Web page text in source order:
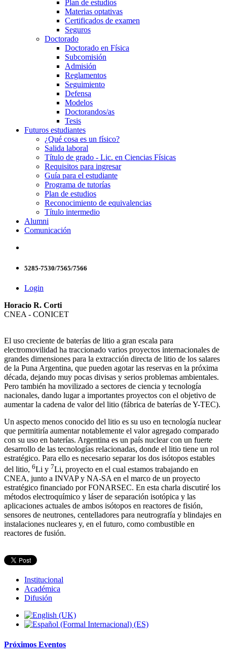
Plan de estudios
Materias optativas
Certificados de examen
Seguros
Doctorado
Doctorado en Física
Subcomisión
Admisión
Reglamentos
Seguimiento
Defensa
Modelos
Doctorandos/as
Tesis
Futuros estudiantes
¿Qué cosa es un físico?
Salida laboral
Título de grado - Lic. en Ciencias Físicas
Requisitos para ingresar
Guía para el estudiante
Programa de tutorías
Plan de estudios
Reconocimiento de equivalencias
Título intermedio
Alumni
Comunicación
5285-7530/7565/7566
Login
Horacio R. Corti
CNEA - CONICET
El uso creciente de baterías de litio a gran escala para
electromovilidad ha traccionado varios proyectos internacionales de
grandes dimensiones para la extracción directa de litio de los salares
de la Puna Argentina, que pueden agotar las reservas en la próxima
década, dejando muy pocas divisas y serios problemas ambientales.
Pero también ha movilizado a sectores de ciencia y tecnología
nacionales, dando lugar a importantes proyectos con el objetivo de
aumentar la cadena de valor del litio (fábrica de baterías de Y-TEC).
Un aspecto menos conocido del litio es su uso en tecnología nuclear
que permitiría aumentar notablemente el valor agregado comparado
con su uso en baterías. Argentina es un país nuclear con un fuerte
desarrollo de las tecnologías relacionadas, donde el litio tiene un rol
estratégico. Para ello es necesario separar los dos isótopos estables
del litio, 6Li y 7Li, proyecto en el cual estamos trabajando en
CNEA, junto a INVAP y NA-SA en el marco de un proyecto
estratégico financiado por FONARSEC. En esta charla discutiré los
métodos electroquímico y láser de separación isotópica y las
aplicaciones actuales de ambos isótopos en reactores de fisión,
sensores de neutrones, centelladores para neutrografía y blindajes en
instalaciones nucleares y, en el futuro, como combustible en
reactores de fusión.
Institucional
Académica
Difusión
Próximos Eventos